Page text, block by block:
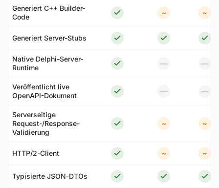
Generiert C++ Builder-
Code
~ ~
Generiert Server-Stubs
Native Delphi-Server-
Runtime
— —
Veröffentlicht live
OpenAPI-Dokument
— —
Serverseitige
Request-/Response-
Validierung
~ ~
HTTP/2-Client ~ ~
Typisierte JSON-DTOs